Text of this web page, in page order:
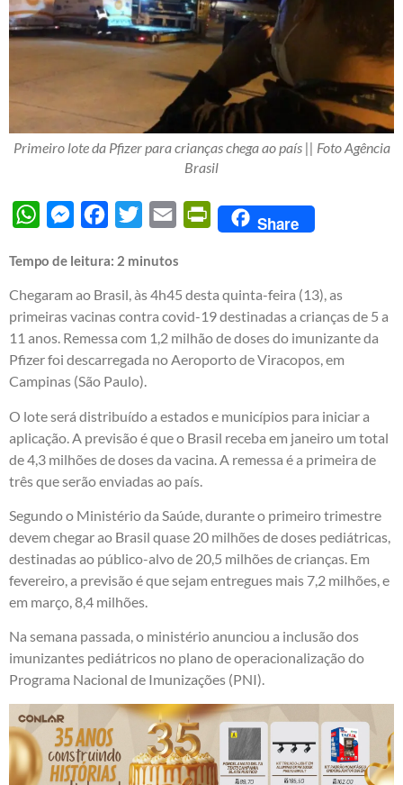
Primeiro lote da Pfizer para crianças chega ao país || Foto Agência
Brasil
WhatsAppMessengerFacebook
Twitter Email PrintFriendly
Share
Tempo de leitura: 2 minutos
Chegaram ao Brasil, às 4h45 desta quinta-feira (13), as
primeiras vacinas contra covid-19 destinadas a crianças de 5 a
11 anos. Remessa com 1,2 milhão de doses do imunizante da
Pfizer foi descarregada no Aeroporto de Viracopos, em
Campinas (São Paulo).
O lote será distribuído a estados e municípios para iniciar a
aplicação. A previsão é que o Brasil receba em janeiro um total
de 4,3 milhões de doses da vacina. A remessa é a primeira de
três que serão enviadas ao país.
Segundo o Ministério da Saúde, durante o primeiro trimestre
devem chegar ao Brasil quase 20 milhões de doses pediátricas,
destinadas ao público-alvo de 20,5 milhões de crianças. Em
fevereiro, a previsão é que sejam entregues mais 7,2 milhões, e
em março, 8,4 milhões.
Na semana passada, o ministério anunciou a inclusão dos
imunizantes pediátricos no plano de operacionalização do
Programa Nacional de Imunizações (PNI).